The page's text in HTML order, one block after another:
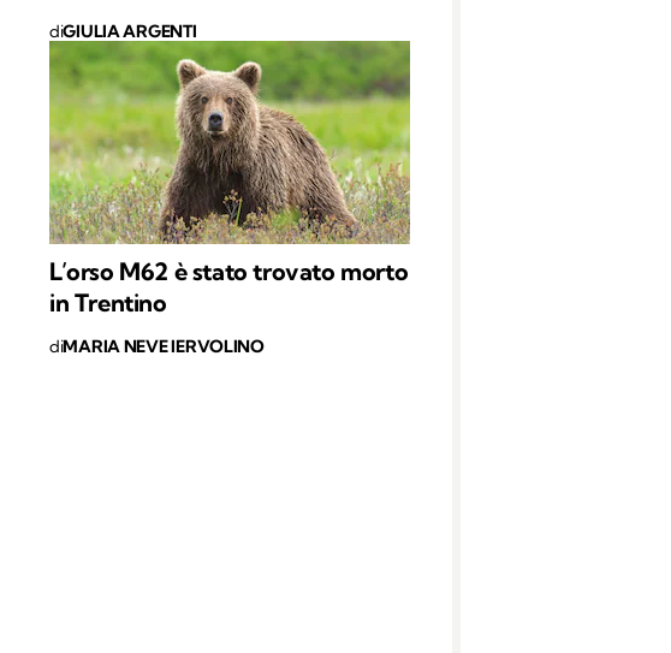
diGIULIA ARGENTI
L’orso M62 è stato trovato morto
in Trentino
diMARIA NEVE IERVOLINO